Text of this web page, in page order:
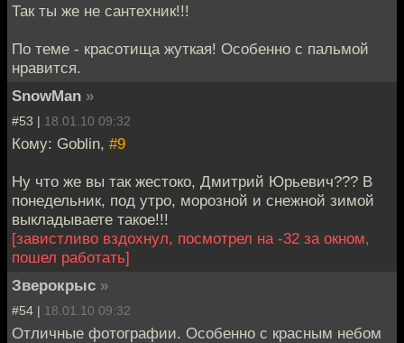
Так ты же не сантехник!!!
По теме - красотища жуткая! Особенно с пальмой
нравится.
SnowMan »
#53 | 18.01.10 09:32
Кому: Goblin, #9
Ну что же вы так жестоко, Дмитрий Юрьевич??? В
понедельник, под утро, морозной и снежной зимой
выкладываете такое!!!
[завистливо вздохнул, посмотрел на -32 за окном,
пошел работать]
Зверокрыс »
#54 | 18.01.10 09:32
Отличные фотографии. Особенно с красным небом